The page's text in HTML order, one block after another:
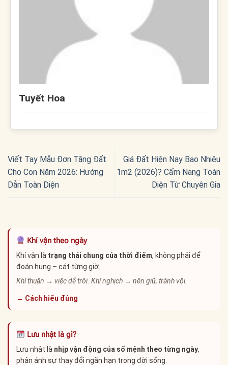
Tuyết Hoa
Viết Tay Mẫu Đơn Tặng Đất
Cho Con Năm 2026: Hướng
Dẫn Toàn Diện
Giá Đất Hiện Nay Bao Nhiêu
1m2 (2026)? Cẩm Nang Toàn
Diện Từ Chuyên Gia
Khí vận theo ngày
Khí vận là trạng thái chung của thời điểm, không phải để
đoán hung – cát từng giờ.
Khí thuận → việc dễ trôi. Khí nghịch → nên giữ, tránh vội.
→ Cách hiểu đúng
Lưu nhật là gì?
Lưu nhật là nhịp vận động của số mệnh theo từng ngày,
phản ánh sự thay đổi ngắn hạn trong đời sống.